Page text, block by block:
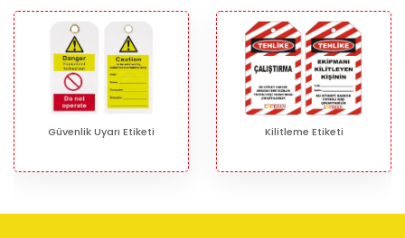
Güvenlik Uyarı Etiketi Kilitleme Etiketi